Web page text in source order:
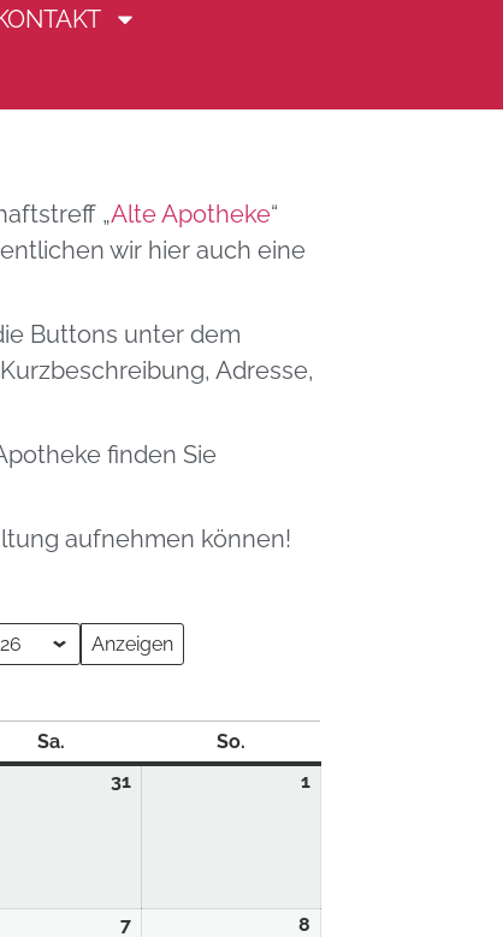
„Alte Apotheke“
wir hier auch eine
Buttons unter dem
Adresse,
finden Sie
aufnehmen können!
Sa.
So.
31 1
7 8